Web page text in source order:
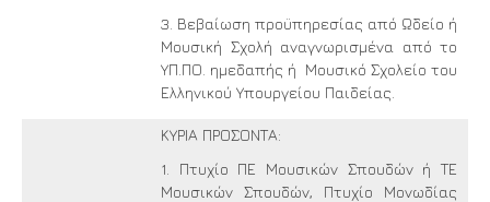
3. Βεβαίωση προϋπηρεσίας από Ωδείο ή
Μουσική Σχολή αναγνωρισμένα από το
ΥΠ.ΠΟ. ημεδαπής ή Μουσικό Σχολείο του
Ελληνικού Υπουργείου Παιδείας.
ΚΥΡΙΑ ΠΡΟΣΟΝΤΑ:
1. Πτυχίο ΠΕ Μουσικών Σπουδών ή ΤΕ
Μουσικών Σπουδών, Πτυχίο Μονωδίας